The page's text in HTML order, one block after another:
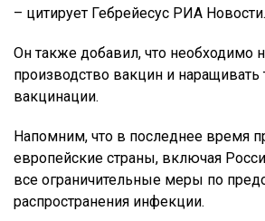
– цитирует Гебрейесус РИА Новости.
Он также добавил, что необходимо
производство вакцин и
вакцинации.
Напомним, что в последнее время
европейские страны, включая
все ограничительные меры по
распространения инфекции.